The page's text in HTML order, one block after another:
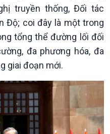
Theo dòng Thời sự
truyền thống, Đối tác
Độ; coi đây là một trong
tổng thể đường lối đối
đa phương hóa, đa
giai đoạn mới.